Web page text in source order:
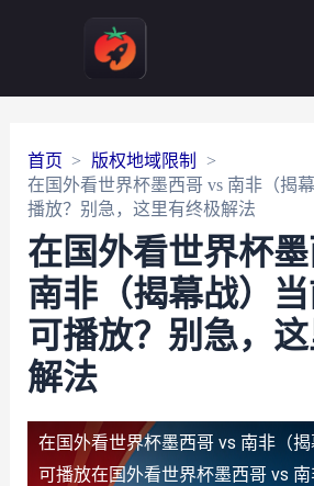
首页
版权地域限制
在国外看世界杯墨西哥 vs 南非（揭
播放？别急，这里有终极解法
在国外看世界杯
南非（揭幕战）
可播放？别急，
解法
在国外看世界杯墨西哥 vs 南非（
可播放在国外看世界杯墨西哥 vs